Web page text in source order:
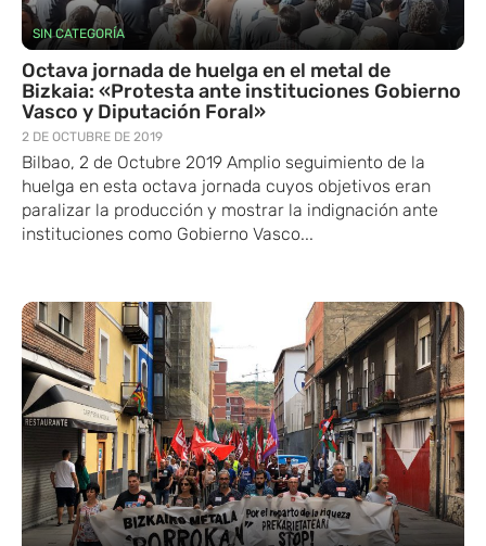
SIN CATEGORÍA
Octava jornada de huelga en el metal de
Bizkaia: «Protesta ante instituciones Gobierno
Vasco y Diputación Foral»
2 DE OCTUBRE DE 2019
Bilbao, 2 de Octubre 2019 Amplio seguimiento de la
huelga en esta octava jornada cuyos objetivos eran
paralizar la producción y mostrar la indignación ante
instituciones como Gobierno Vasco...